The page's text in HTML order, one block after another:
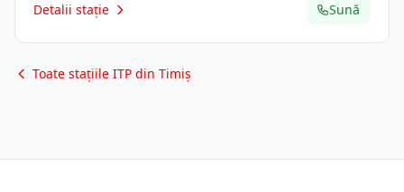
Detalii stație Sună
Toate stațiile ITP din Timiș